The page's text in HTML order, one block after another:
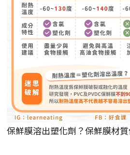
保鮮膜溶出塑化劑？保鮮膜材